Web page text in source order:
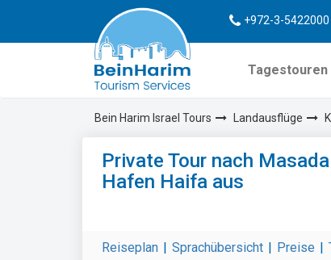
+972-3-5422000
Tagestouren
Bein Harim Israel Tours Landausflüge
Private Tour nach
Hafen Haifa aus
Reiseplan | Sprachübersicht | Preise |